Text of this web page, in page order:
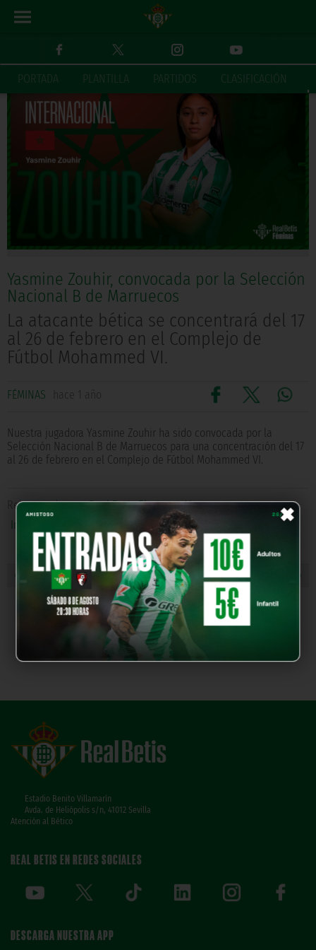
PORTADA PLANTILLA PARTIDOS CLASIFICACIÓN
×
INICIO FEMINAS
Yasmine Zouhir, convocada por la Selección
Nacional B de Marruecos
La atacante bética se concentrará del 17
al 26 de febrero en el Complejo de
Fútbol Mohammed VI.
FÉMINAS hace 1 año
Nuestra jugadora Yasmine Zouhir ha sido convocada por la
Selección Nacional B de Marruecos para una concentración del 17
al 26 de febrero en el Complejo de Fútbol Mohammed VI.
Relacionado con Real Betis Féminas, Marruecos,
Internacionales
Yasmine Zouhir
« NOTICIA ANTERIOR NOTICIA SIGUIENTE »
Estadio Benito Villamarín
Avda. de Heliópolis s/n, 41012 Sevilla
Atención al Bético
REAL BETIS EN REDES SOCIALES
DESCARGA NUESTRA APP